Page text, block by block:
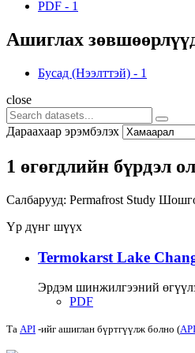
PDF - 1
Ашиглах
Бусад (Нээлттэй) - 1
close
Дараахаар эрэмбэлэх
1 өгөгдлийн бүрдэл
Салбарууд: Permafrost Study
Үр дүнг шүүх
Termokarst Lake
Эрдэм шинжилгээний
PDF
Та API -ийг ашиглан бүртгүүлж болно (